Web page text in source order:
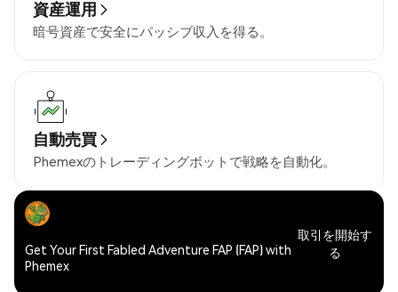
資産運用
暗号資産で安全にパッシブ収入を得る。
自動売買
Phemexのトレーディングボットで戦略を自動化。
Get Your First Fabled Adventure FAP (FAP) with
Phemex
取引を開始す
る